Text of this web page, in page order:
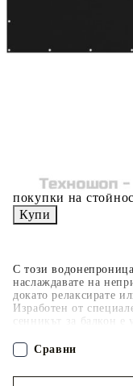
С този
наслаждавате на
докато релаксирате
Изработен от
сенникът за балкон
алуминиеви капси и
разполагате с три
разпределя в 6
покупки на
Сравни